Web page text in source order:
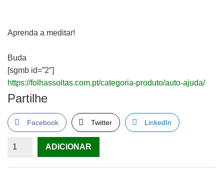
Aprenda a meditar!
Buda
[sgmb id=”2″]
https://folhassoltas.com.pt/categoria-produto/auto-ajuda/
Partilhe
Facebook Twitter LinkedIn
QuantidadeADICIONAR